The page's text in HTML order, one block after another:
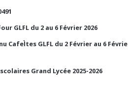
GLFL du 2 au 6 Février 2026
CafeÌtes GLFL du 2 Février au 6 Févrie
Grand Lycée 2025-2026